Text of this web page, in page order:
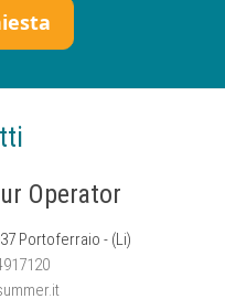
Operator
Portoferraio - (Li)